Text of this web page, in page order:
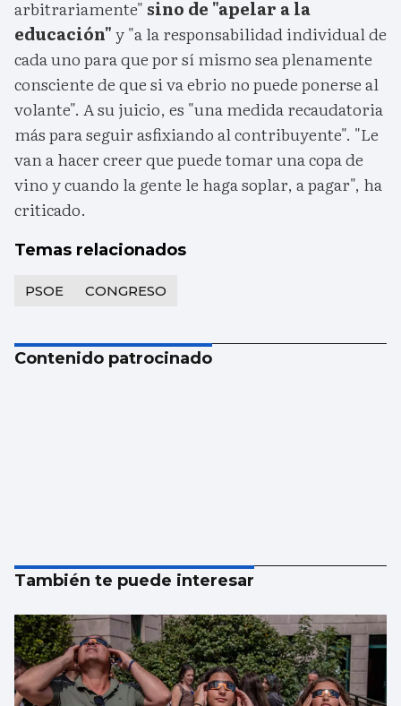
arbitrariamente" sino de "apelar a la
educación"y "a la responsabilidad individual de
cada uno para que por sí mismo sea plenamente
consciente de que si va ebrio no puede ponerse al
volante". A su juicio, es "una medida recaudatoria
más para seguir asfixiando al contribuyente". "Le
van a hacer creer que puede tomar una copa de
vino y cuando la gente le haga soplar, a pagar", ha
criticado.
Temas relacionados
PSOE CONGRESO
Contenido patrocinado
También te puede interesar